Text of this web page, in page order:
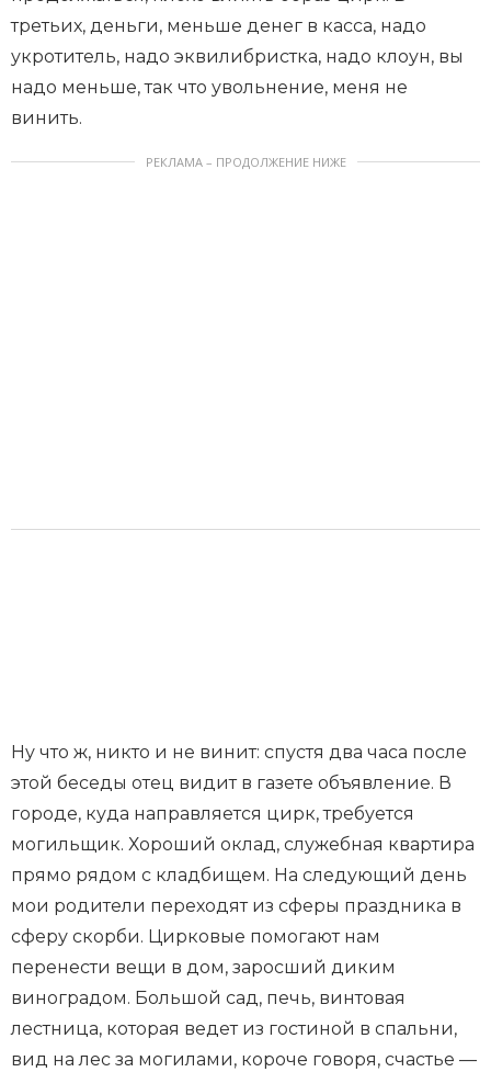
третьих, деньги, меньше денег в касса, надо
укротитель, надо эквилибристка, надо клоун, вы
надо меньше, так что увольнение, меня не
винить.
РЕКЛАМА – ПРОДОЛЖЕНИЕ НИЖЕ
Ну что ж, никто и не винит: спустя два часа после
этой беседы отец видит в газете объявление. В
городе, куда направляется цирк, требуется
могильщик. Хороший оклад, служебная квартира
прямо рядом с кладбищем. На следующий день
мои родители переходят из сферы праздника в
сферу скорби. Цирковые помогают нам
перенести вещи в дом, заросший диким
виноградом. Большой сад, печь, винтовая
лестница, которая ведет из гостиной в спальни,
вид на лес за могилами, короче говоря, счастье —